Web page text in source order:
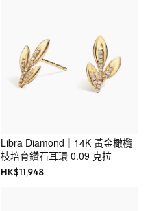
Libra Diamond｜14K 黃金橄欖
枝培育鑽石耳環 0.09 克拉
HK$11,948